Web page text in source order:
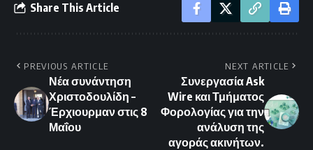
Share This Article
PREVIOUS ARTICLE
Νέα συνάντηση
Χριστοδουλίδη –
Έρχιουρμαν στις 8
Μαΐου
NEXT ARTICLE
Συνεργασία Ask
Wire και Τμήματος
Φορολογίας για την
ανάλυση της
αγοράς ακινήτων.